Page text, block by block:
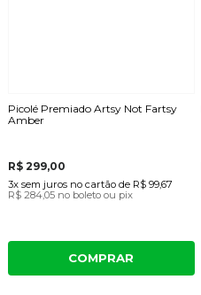
Picolé Premiado Artsy Not Fartsy
Amber
R$ 299,00
3x sem juros no cartãode R$ 99,67
R$ 284,05 no boleto ou pix
COMPRAR